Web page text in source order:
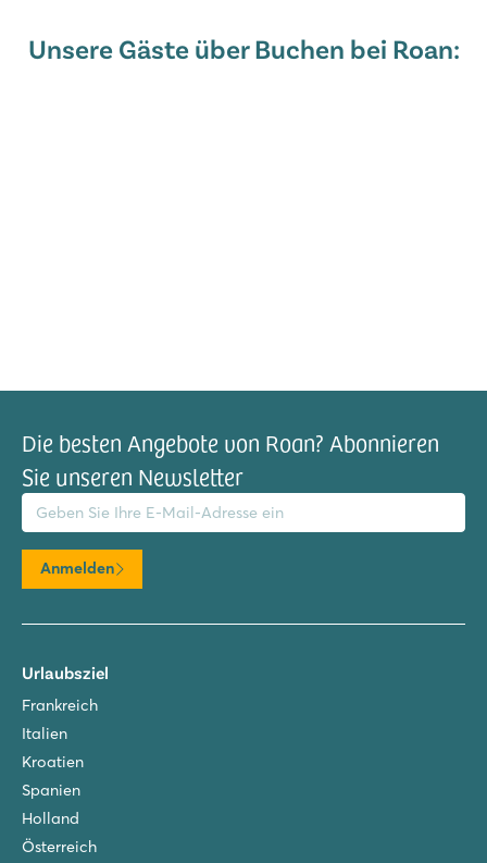
Unsere Gäste über Buchen bei Roan:
Die besten Angebote von Roan? Abonnieren
Sie unseren Newsletter
Adresse
Anmelden
Urlaubsziel
Frankreich
Italien
Kroatien
Spanien
Holland
Österreich